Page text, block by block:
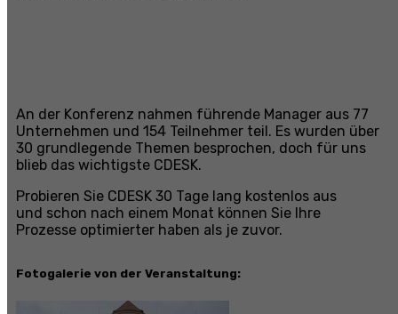
An der Konferenz nahmen führende Manager aus 77
Unternehmen und 154 Teilnehmer teil. Es wurden über
30 grundlegende Themen besprochen, doch für uns
blieb das wichtigste CDESK.
Probieren Sie CDESK 30 Tage lang kostenlos aus
und schon nach einem Monat können Sie Ihre
Prozesse optimierter haben als je zuvor.
Fotogalerie von der Veranstaltung: